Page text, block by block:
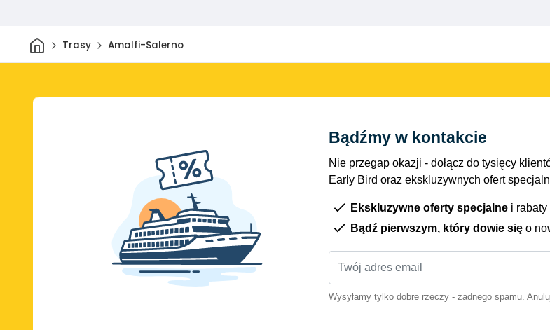
DomTrasy Amalfi-Salerno
Bądźmy w kontakcie
Nie przegap okazji - dołącz do tysięcy
Early Bird oraz ekskluzywnych ofert
Ekskluzywne oferty specjalne i
Bądź pierwszym, który dowie się o
Wysyłamy tylko dobre rzeczy - żadnego spamu.